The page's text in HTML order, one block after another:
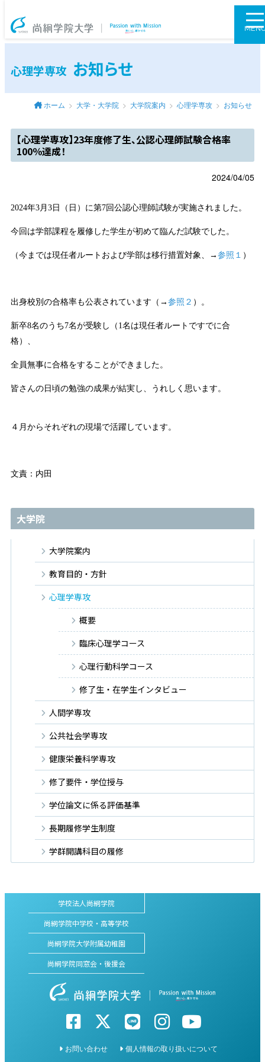
尚絅学院大学
心理学専攻 お知らせ
ホーム 大学・大学院 大学院案内 心理学専攻 お知らせ
【心理学専攻】23年度修了生、公認心理師試験合格率
100％達成！
2024/04/05
2024年3月3日（日）に第7回公認心理師試験が実施されました。
今回は学部課程を履修した学生が初めて臨んだ試験でした。
（今までは現任者ルートおよび学部は移行措置対象、→ 参照１ ）
出身校別の合格率も公表されています（→ 参照２ ）。
新卒8名のうち7名が受験し（1名は現任者ルートですでに合
格）、
全員無事に合格をすることができました。
皆さんの日頃の勉強の成果が結実し、うれしく思います。
４ 月からそれぞれの現場で活躍しています。
文責：内田
大学院
大学院案内
教育目的・方針
心理学専攻
概要
臨床心理学コース
心理行動科学コース
修了生・在学生インタビュー
人間学専攻
公共社会学専攻
健康栄養科学専攻
修了要件・学位授与
学位論文に係る評価基準
長期履修学生制度
学群開講科目の履修
学校法人尚絅学院
尚絅学院中学校・高等学校
尚絅学院大学附属幼稚園
尚絅学院同窓会・後援会
お問い合わせ 個人情報の取り扱いについて